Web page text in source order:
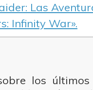
Las
Infinity War».
los